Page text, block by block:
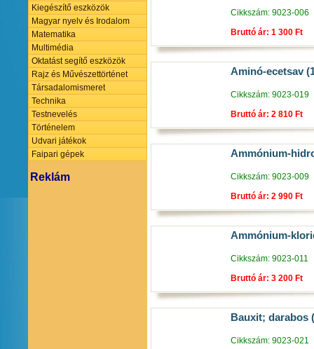
Kiegészítő eszközök
Magyar nyelv és Irodalom
Matematika
Multimédia
Oktatást segítő eszközök
Rajz és Művészettörténet
Társadalomismeret
Technika
Testnevelés
Történelem
Udvari játékok
Faipari gépek
Reklám
Cikkszám: 9023-006
Bruttó ár: 1 300 Ft
Aminó-ecetsav
Cikkszám: 9023-019
Bruttó ár: 2 810 Ft
Ammónium-
Cikkszám: 9023-009
Bruttó ár: 2 990 Ft
Ammónium-
Cikkszám: 9023-011
Bruttó ár: 3 200 Ft
Bauxit; darabos
Cikkszám: 9023-021